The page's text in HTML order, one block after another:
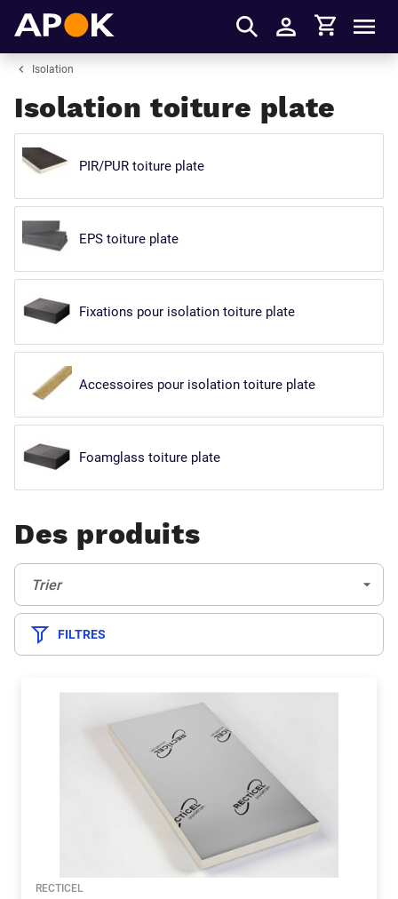
S'identifier
Panier
Isolation
Isolation toiture plate
PIR/PUR toiture plate
EPS toiture plate
Fixations pour isolation toiture plate
Accessoires pour isolation toiture plate
Foamglass toiture plate
Des produits
Trier:
Trier
FILTRES
RECTICEL